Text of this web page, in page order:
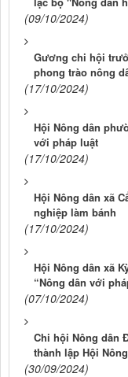
(09/10/2024)
Gương chi hội
phong trào nông
(17/10/2024)
Hội Nông dân
với pháp luật
(17/10/2024)
Hội Nông dân xã
nghiệp làm bánh
(17/10/2024)
Hội Nông dân xã
“Nông dân với
(07/10/2024)
Chi hội Nông dân
thành lập Hội
(30/09/2024)